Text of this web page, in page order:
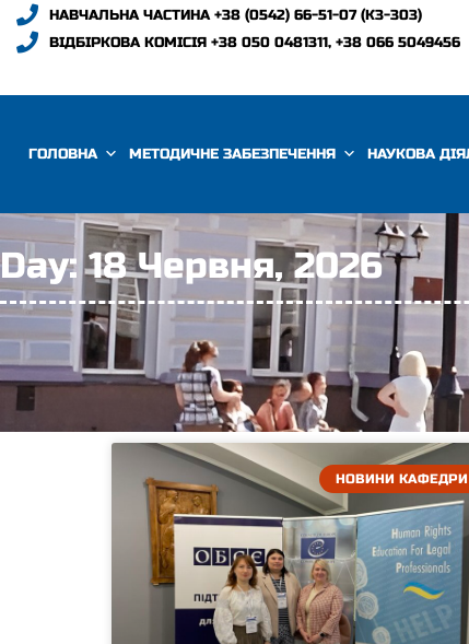
НАВЧАЛЬНА ЧАСТИНА +38 (0542) 66-51-07 (К3-303)
ВІДБІРКОВА КОМІСІЯ +38 050 0481311, +38 066 5049456
ГОЛОВНА МЕТОДИЧНЕ ЗАБЕЗПЕЧЕННЯ НАУКОВА
Day: 18 Червня, 2026
НОВИНИ КАФЕДРИ